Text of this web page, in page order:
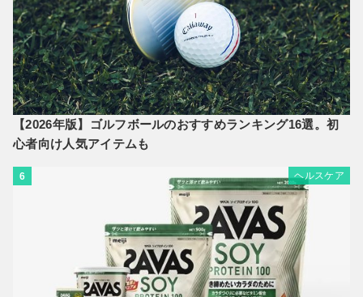
【2026年版】ゴルフボールのおすすめランキング16選。初
心者向け人気アイテムも
6 ヘルスケア